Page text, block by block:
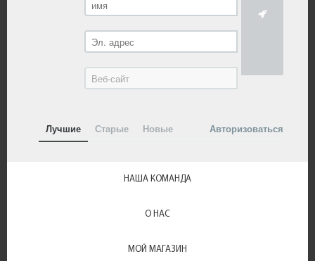
Лучшие Старые Новые Авторизоваться
НАША КОМАНДА
О НАС
МОЙ МАГАЗИН